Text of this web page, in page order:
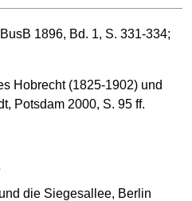
1896, Bd. 1, S. 331-334;
Hobrecht (1825-1902) und
Potsdam 2000, S. 95 ff.
die Siegesallee, Berlin